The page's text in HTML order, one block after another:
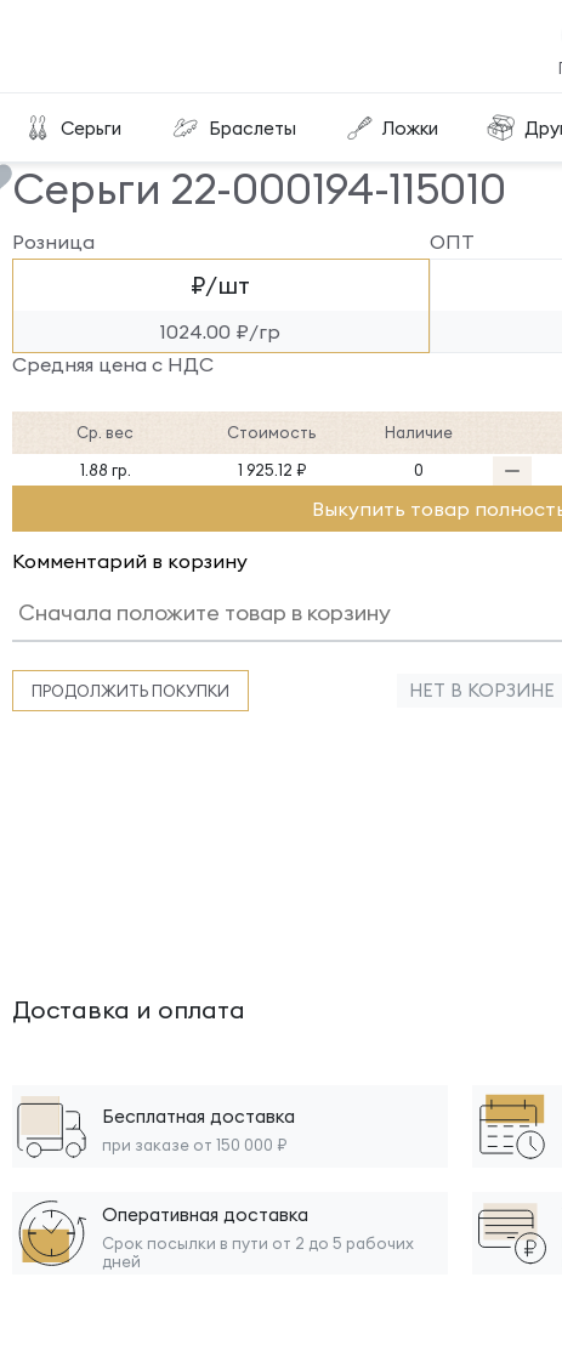
Серьги Браслеты Ложки
115010
Серьги 22-000194-115010
Розница
₽/шт
1024.00 ₽/гр
ОПТ
Средняя цена с НДС
Ср. вес Стоимость Наличие
1.88 гр.
1 925.12 ₽ 0
Выкупить товар
Комментарий в корзину
ПРОДОЛЖИТЬ ПОКУПКИ НЕТ В КОРЗИНЕ
Доставка и оплата
Бесплатная доставка
при заказе от 150 000 ₽
Оперативная доставка
Срок посылки в пути от 2 до 5 рабочих
дней